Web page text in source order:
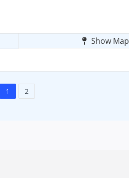
Show Map
1 2